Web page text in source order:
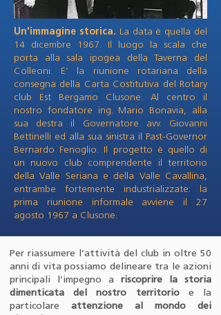
Un'immagine storica. La data è quella del
14 dicembre 1967. Il luogo la scala che
porta alla sala ipogea della Taverna del
Colleoni. E’ la riunione rotariana della
consegna della Carta Costitutiva del Rotary
club Est Bergamo Clusone. Al centro il
nostro fondatore ing. Mario Bonavia, alla
sua destra il Governatore avv. Giovanni
Bettinelli ed alla sua sinistra il Past-Governor
Bernardo Fenoglio. Il progetto è quello di
un nuovo club comprendente il territorio
della Valle Seriana e della Valle Cavallina,
entrambe fortemente industrializzate: la
prima riunione informale avviene il 27
agosto 1967 a Clusone.
Per riassumere l’attività del club in oltre 50
anni di vita possiamo delineare tra le azioni
principali l’impegno a riscoprire la storia
dimenticata del nostro territorioe la
particolare attenzione al mondo dei